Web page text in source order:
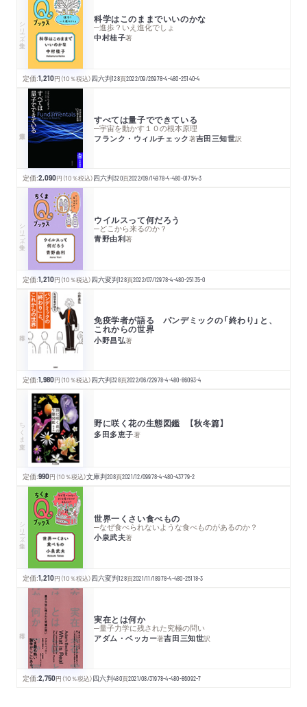
シリーズ・全集 科学はこのままでいいのかな
─進歩？いえ進化でしょ
中村桂子著
定価:1,210円 （10％税込）四六判128頁2022/09/26978-4-480-25140-4
すべては量子でできている
─宇宙を動かす１０の根本原理
フランク・ウィルチェック著吉田三知世訳
定価:2,090円 （10％税込）四六判320頁2022/09/14978-4-480-01754-3
シリーズ・全集 ウイルスって何だろう
─どこから来るのか？
青野由利著
定価:1,210円 （10％税込）四六変判128頁2022/07/12978-4-480-25135-0
免疫学者が語る パンデミックの「終わり」と、
これからの世界
小野昌弘著
定価:1,980円 （10％税込）四六判328頁2022/06/22978-4-480-86093-4
ちくま文庫 野に咲く花の生態図鑑 【秋冬篇】
多田多恵子著
定価:990円 （10％税込）文庫判208頁2021/12/09978-4-480-43779-2
シリーズ・全集 世界一くさい食べもの
─なぜ食べられないような食べものがあるのか？
小泉武夫著
定価:1,210円 （10％税込）四六変判128頁2021/11/18978-4-480-25118-3
実在とは何か
─量子力学に残された究極の問い
アダム・ベッカー著吉田三知世訳
定価:2,750円 （10％税込）四六判480頁2021/08/31978-4-480-86092-7